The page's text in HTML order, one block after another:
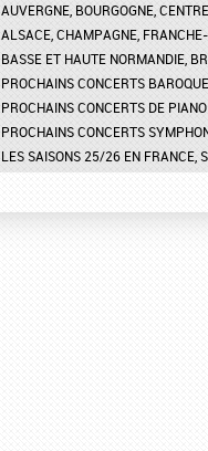
AUVERGNE, BOURGOGNE, CENTRE
ALSACE, CHAMPAGNE,
BASSE ET HAUTE NORMANDIE,
PROCHAINS CONCERTS
PROCHAINS CONCERTS DE PIANO
PROCHAINS CONCERTS
LES SAISONS 25/26 EN FRANCE,